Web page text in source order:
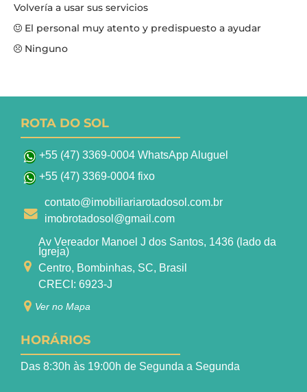
Volvería a usar sus servicios
El personal muy atento y predispuesto a ayudar
Ninguno
ROTA DO SOL
+55 (47) 3369-0004 WhatsApp Aluguel
+55 (47) 3369-0004 fixo
contato@imobiliariarotadosol.com.br
imobrotadosol@gmail.com
Av Vereador Manoel J dos Santos, 1436 (lado da
Igreja)
Centro, Bombinhas, SC, Brasil
CRECI: 6923-J
Ver no Mapa
HORÁRIOS
Das 8:30h às 19:00h de Segunda a Segunda